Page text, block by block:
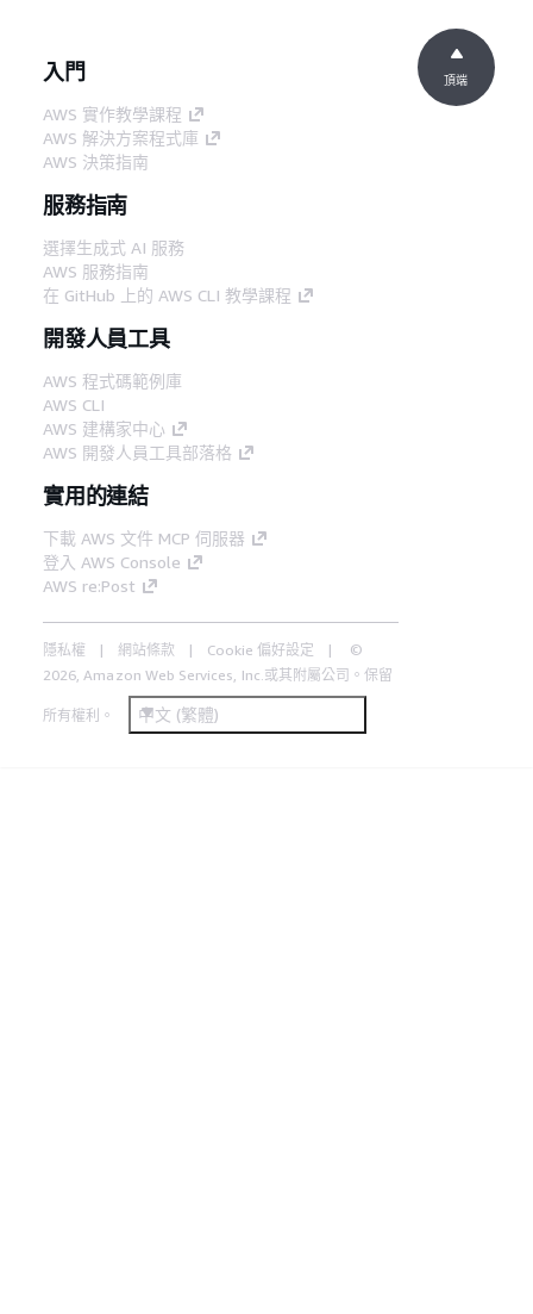
入門
AWS 實作教學課程
AWS 解決方案程式庫
AWS 決策指南
服務指南
選擇生成式 AI 服務
AWS 服務指南
在 GitHub 上的 AWS CLI 教學課程
開發人員工具
AWS 程式碼範例庫
AWS CLI
AWS 建構家中心
AWS 開發人員工具部落格
實用的連結
下載 AWS 文件 MCP 伺服器
登入 AWS Console
AWS re:Post
隱私權 網站條款 Cookie 偏好設定
©
2026, Amazon Web Services, Inc.或其附屬公司。保留
所有權利。 中文 (繁體)
頂端